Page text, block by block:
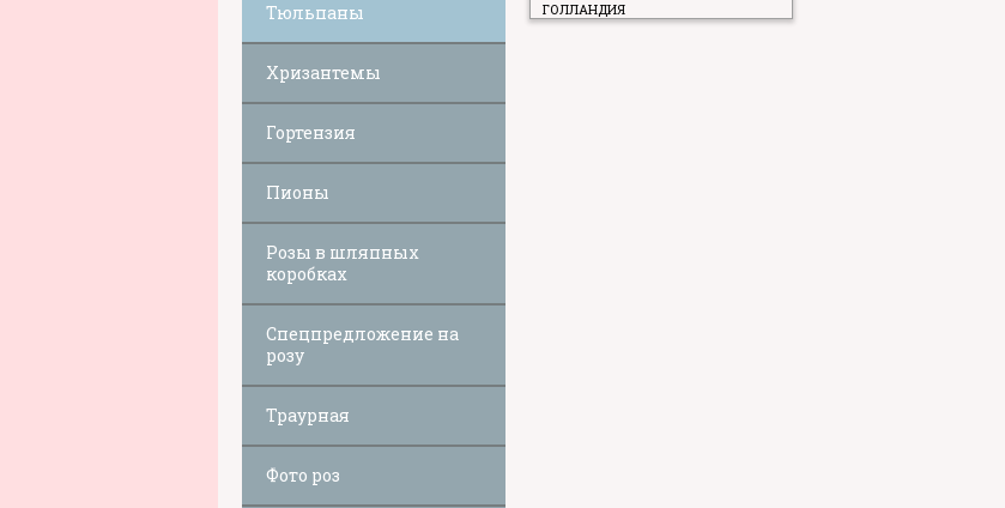
Тюльпаны
Хризантемы
Гортензия
Пионы
Розы в шляпных
коробках
Спецпредложение на
розу
Траурная
Фото роз
ГОЛЛАНДИЯ